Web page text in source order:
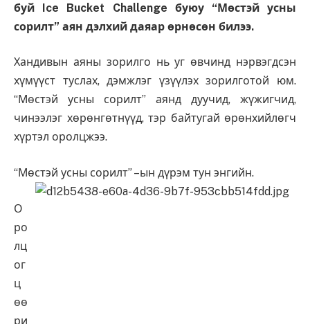
буй Ice Bucket Challenge буюу “Мөстэй усны
сорилт” аян дэлхий даяар өрнөсөн билээ.
Хандивын аяны зорилго нь уг өвчинд нэрвэгдсэн
хүмүүст туслах, дэмжлэг үзүүлэх зорилготой юм.
“Мөстэй усны сорилт” аянд дуучид, жүжигчид,
чинээлэг хөрөнгөтнүүд, тэр байтугай өрөнхийлөгч
хүртэл оролцжээ.
“Мөстэй усны сорилт” –ын дүрэм тун энгийн.
О
ро
лц
ог
ц
өө
ри